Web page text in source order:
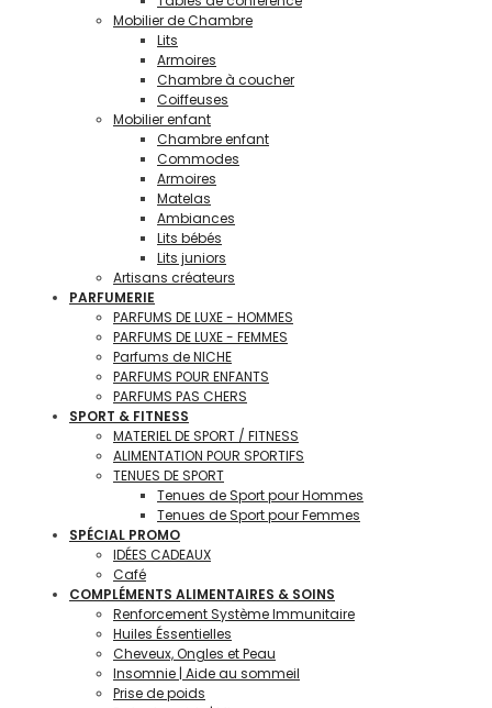
Mobilier de Chambre
Lits
Armoires
Chambre à coucher
Coiffeuses
Mobilier enfant
Chambre enfant
Commodes
Armoires
Matelas
Ambiances
Lits bébés
Lits juniors
Artisans créateurs
PARFUMERIE
PARFUMS DE LUXE - HOMMES
PARFUMS DE LUXE - FEMMES
Parfums de NICHE
PARFUMS POUR ENFANTS
PARFUMS PAS CHERS
SPORT & FITNESS
MATERIEL DE SPORT / FITNESS
ALIMENTATION POUR SPORTIFS
TENUES DE SPORT
Tenues de Sport pour Hommes
Tenues de Sport pour Femmes
SPÉCIAL PROMO
IDÉES CADEAUX
Café
COMPLÉMENTS ALIMENTAIRES & SOINS
Renforcement Système Immunitaire
Huiles Éssentielles
Cheveux, Ongles et Peau
Insomnie | Aide au sommeil
Prise de poids